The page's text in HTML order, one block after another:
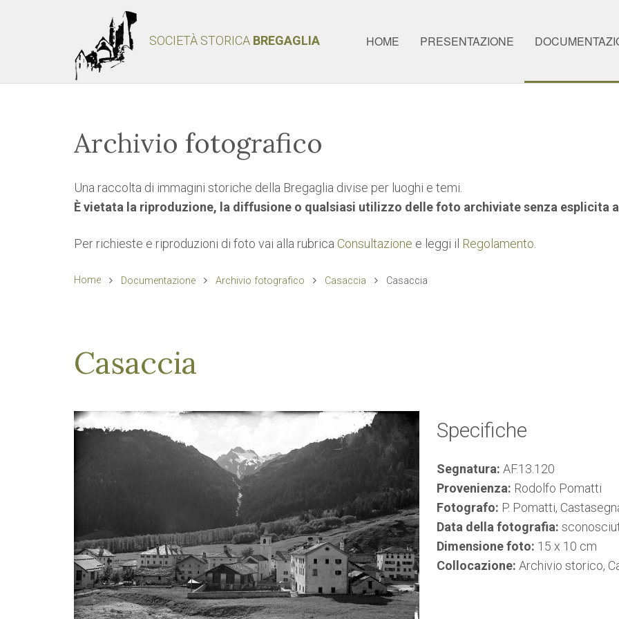
SOCIETÀ STORICA BREGAGLIA HOME PRESENTAZIONE
Archivio fotografico
Una raccolta di immagini storiche della Bregaglia divise per luoghi e temi.
È vietata la riproduzione, la diffusione o qualsiasi utilizzo delle foto archiviate senza esplicita
Per richieste e riproduzioni di foto vai alla rubrica Consultazione e leggi il Regolamento
Home Documentazione Archivio fotografico Casaccia Casaccia
Casaccia
Specifiche
Segnatura: AF.13.120
Provenienza: Rodolfo Pomatti
Fotografo: P. Pomatti,
Data della fotografia:
Dimensione foto: 15 x 10 cm
Collocazione: Archivio storico,